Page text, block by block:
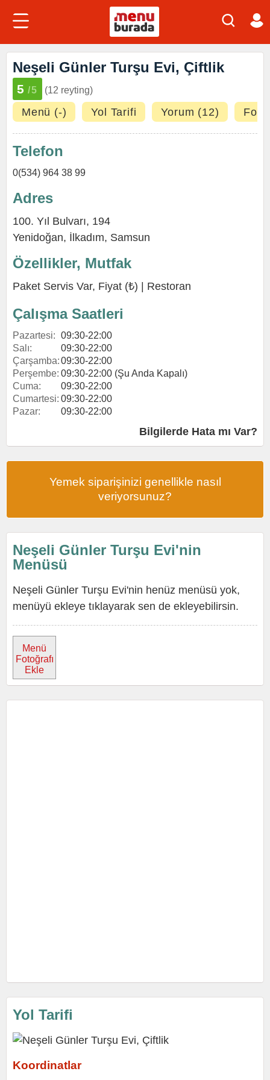
Neşeli Günler Turşu Evi, Çiftlik
5 /5 (12 reyting)
Menü (-) Yol Tarifi Yorum (12)
Telefon
0(534) 964 38 99
Adres
100. Yıl Bulvarı, 194
Yenidoğan, İlkadım, Samsun
Özellikler, Mutfak
Paket Servis Var, Fiyat (₺) | Restoran
Çalışma Saatleri
Pazartesi: 09:30-22:00
Salı:
09:30-22:00
Çarşamba:09:30-22:00
Perşembe: 09:30-22:00 (Şu Anda Kapalı)
Cuma:
09:30-22:00
Cumartesi: 09:30-22:00
Pazar:
09:30-22:00
Bilgilerde Hata mı Var?
Yemek siparişinizi genellikle nasıl
veriyorsunuz?
Neşeli Günler Turşu Evi'nin
Menüsü
Neşeli Günler Turşu Evi'nin henüz menüsü yok,
menüyü ekleye tıklayarak sen de ekleyebilirsin.
Menü
Fotoğrafı
Ekle
Yol Tarifi
Koordinatlar